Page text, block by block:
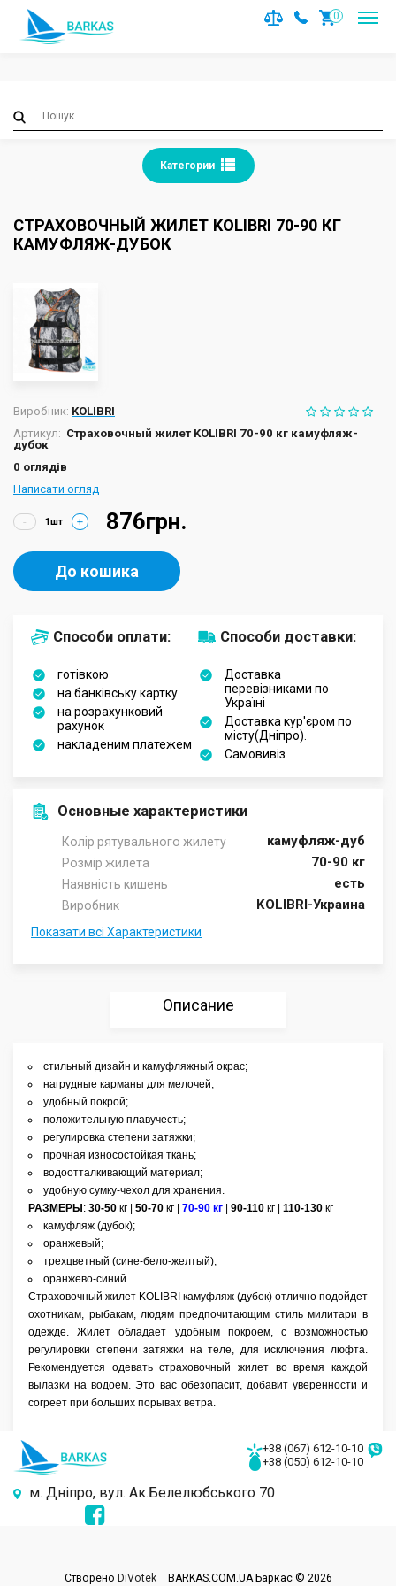
Notice
: Trying to access array offset on value of type null in
/var/www/barkas/data/www/barkas.com.ua/catalog/
on line36
0
Категории
СТРАХОВОЧНЫЙ ЖИЛЕТ KOLIBRI 70-90 КГ
КАМУФЛЯЖ-ДУБОК
Виробник: KOLIBRI
Артикул: Страховочный жилет KOLIBRI 70-90 кг камуфляж-
дубок
0 оглядів
Написати огляд
- + 876грн.
До кошика
Способи оплати:
готівкою
на банківську картку
на розрахунковий
рахунок
накладеним платежем
Способи доставки:
Доставка
перевізниками по
Україні
Доставка кур'єром по
місту(Дніпро).
Самовивіз
Основные характеристики
Колір рятувального жилету камуфляж-дуб
Розмір жилета 70-90 кг
Наявність кишень есть
Виробник KOLIBRI-Украина
Показати всі Характеристики
Описание
Отзывы
Аксессуары
стильный дизайн и камуфляжный окрас;
нагрудные карманы для мелочей;
удобный покрой;
положительную плавучесть;
регулировка степени затяжки;
прочная износостойкая ткань;
водоотталкивающий материал;
удобную сумку-чехол для хранения.
РАЗМЕРЫ : 30-50 кг | 50-70 кг | 70-90 кг 90-110 кг | 110-130 кг
камуфляж (дубок);
оранжевый;
трехцветный (сине-бело-желтый);
оранжево-синий.
Страховочный жилет KOLIBRI камуфляж (дубок) отлично подойдет
охотникам, рыбакам, людям предпочитающим стиль милитари в
одежде. Жилет обладает удобным покроем, с возможностью
регулировки степени затяжки на теле, для исключения люфта.
Рекомендуется одевать страховочный жилет во время каждой
вылазки на водоем. Это вас обезопасит, добавит уверенности и
согреет при больших порывах ветра.
+38 (067) 612-10-10
+38 (050) 612-10-10
м. Дніпро, вул. Ак.Белелюбського 70
Створено DiVotek BARKAS.COM.UA Баркас © 2026